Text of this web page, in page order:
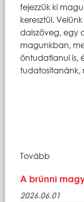
fejezzük ki
keresztül.
dalszöveg, egy
magunkban,
öntudatlanul is,
tudatosítanánk,
Tovább
A brünni
2026.06.01